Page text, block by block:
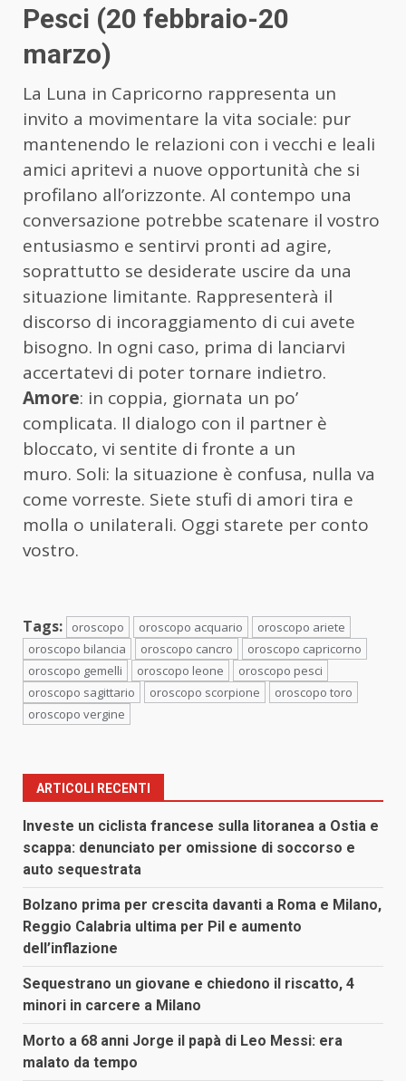
Pesci (20 febbraio-20
marzo)
La Luna in Capricorno rappresenta un
invito a movimentare la vita sociale: pur
mantenendo le relazioni con i vecchi e leali
amici apritevi a nuove opportunità che si
profilano all’orizzonte. Al contempo una
conversazione potrebbe scatenare il vostro
entusiasmo e sentirvi pronti ad agire,
soprattutto se desiderate uscire da una
situazione limitante. Rappresenterà il
discorso di incoraggiamento di cui avete
bisogno. In ogni caso, prima di lanciarvi
accertatevi di poter tornare indietro.
Amore: in coppia, giornata un po’
complicata. Il dialogo con il partner è
bloccato, vi sentite di fronte a un
muro. Soli: la situazione è confusa, nulla va
come vorreste. Siete stufi di amori tira e
molla o unilaterali. Oggi starete per conto
vostro.
Tags: oroscopo oroscopo acquario
oroscopo ariete
oroscopo bilancia
oroscopo cancro
oroscopo capricorno
oroscopo gemelli
oroscopo leone
oroscopo pesci
oroscopo sagittario
oroscopo scorpione
oroscopo toro
oroscopo vergine
ARTICOLI RECENTI
Investe un ciclista francese sulla litoranea a Ostia e
scappa: denunciato per omissione di soccorso e
auto sequestrata
Bolzano prima per crescita davanti a Roma e Milano,
Reggio Calabria ultima per Pil e aumento
dell’inflazione
Sequestrano un giovane e chiedono il riscatto, 4
minori in carcere a Milano
Morto a 68 anni Jorge il papà di Leo Messi: era
malato da tempo